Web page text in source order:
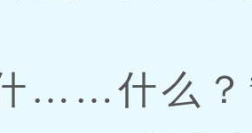
什么？